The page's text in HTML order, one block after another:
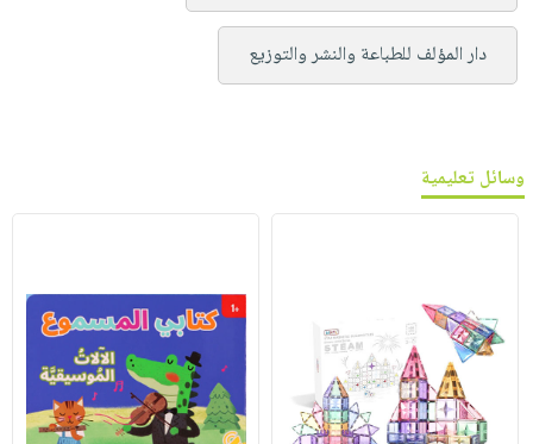
دار المؤلف للطباعة والنشر والتوزيع
وسائل تعليمية